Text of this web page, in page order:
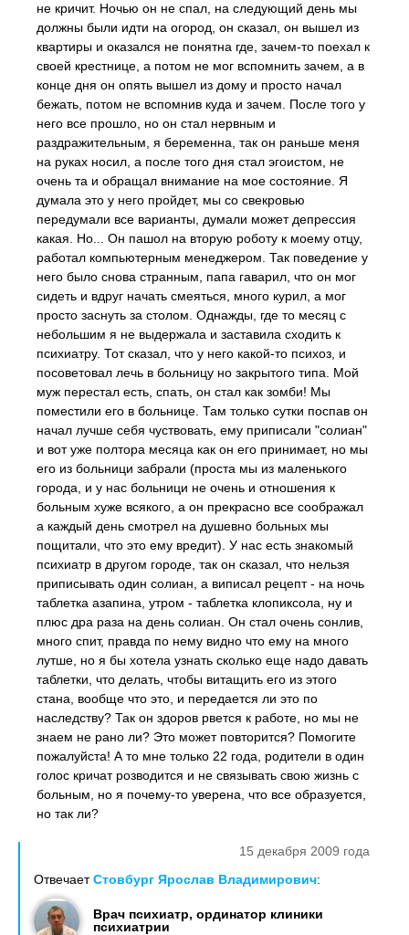
не кричит. Ночью он не спал, на следующий день мы
должны были идти на огород, он сказал, он вышел из
квартиры и оказался не понятна где, зачем-то поехал к
своей крестнице, а потом не мог вспомнить зачем, а в
конце дня он опять вышел из дому и просто начал
бежать, потом не вспомнив куда и зачем. После того у
него все прошло, но он стал нервным и
раздражительным, я беременна, так он раньше меня
на руках носил, а после того дня стал эгоистом, не
очень та и обращал внимание на мое состояние. Я
думала это у него пройдет, мы со свекровью
передумали все варианты, думали может депрессия
какая. Но... Он пашол на вторую роботу к моему отцу,
работал компьютерным менеджером. Так поведение у
него было снова странным, папа гаварил, что он мог
сидеть и вдруг начать смеяться, много курил, а мог
просто заснуть за столом. Однажды, где то месяц с
небольшим я не выдержала и заставила сходить к
психиатру. Тот сказал, что у него какой-то психоз, и
посоветовал лечь в больницу но закрытого типа. Мой
муж перестал есть, спать, он стал как зомби! Мы
поместили его в больнице. Там только сутки поспав он
начал лучше себя чуствовать, ему приписали "солиан"
и вот уже полтора месяца как он его принимает, но мы
его из больници забрали (проста мы из маленького
города, и у нас больници не очень и отношения к
больным хуже всякого, а он прекрасно все соображал
а каждый день смотрел на душевно больных мы
пощитали, что это ему вредит). У нас есть знакомый
психиатр в другом городе, так он сказал, что нельзя
приписывать один солиан, а виписал рецепт - на ночь
таблетка азапина, утром - таблетка клопиксола, ну и
плюс дра раза на день солиан. Он стал очень сонлив,
много спит, правда по нему видно что ему на много
лутше, но я бы хотела узнать сколько еще надо давать
таблетки, что делать, чтобы витащить его из этого
стана, вообще что это, и передается ли это по
наследству? Так он здоров рвется к работе, но мы не
знаем не рано ли? Это может повторится? Помогите
пожалуйста! А то мне только 22 года, родители в один
голос кричат розводится и не связывать свою жизнь с
больным, но я почему-то уверена, что все образуется,
но так ли?
15 декабря 2009 года
ОтвечаетСтовбург Ярослав Владимирович:
Врач психиатр, ординатор клиники
психиатрии